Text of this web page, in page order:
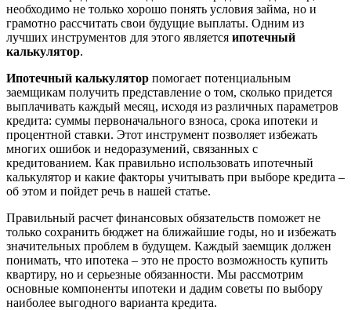
необходимо не только хорошо понять условия займа, но и
грамотно рассчитать свои будущие выплаты. Одним из
лучших инструментов для этого является ипотечный
калькулятор.
Ипотечный калькулятор помогает потенциальным
заемщикам получить представление о том, сколько придется
выплачивать каждый месяц, исходя из различных параметров
кредита: суммы первоначального взноса, срока ипотеки и
процентной ставки. Этот инструмент позволяет избежать
многих ошибок и недоразумений, связанных с
кредитованием. Как правильно использовать ипотечный
калькулятор и какие факторы учитывать при выборе кредита –
об этом и пойдет речь в нашей статье.
Правильный расчет финансовых обязательств поможет не
только сохранить бюджет на ближайшие годы, но и избежать
значительных проблем в будущем. Каждый заемщик должен
понимать, что ипотека – это не просто возможность купить
квартиру, но и серьезные обязанности. Мы рассмотрим
основные компоненты ипотеки и дадим советы по выбору
наиболее выгодного варианта кредита.